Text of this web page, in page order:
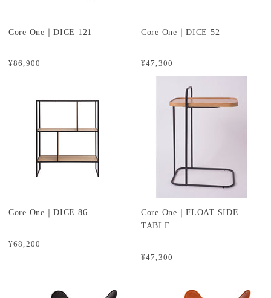
¥86,900
Core One｜DICE 121
¥47,300
Core One｜DICE 52
¥68,200
Core One｜DICE 86
¥47,300
Core One｜FLOAT SIDE
TABLE